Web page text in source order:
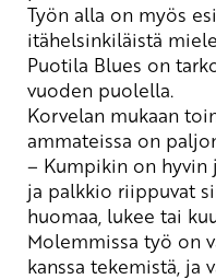
Työn alla on myös
itähelsinkiläistä
Puotila Blues on
vuoden puolella.
Korvelan mukaan
ammateissa on
– Kumpikin on hyvin
ja palkkio riippuvat
huomaa, lukee tai
Molemmissa työ on
kanssa tekemistä, ja